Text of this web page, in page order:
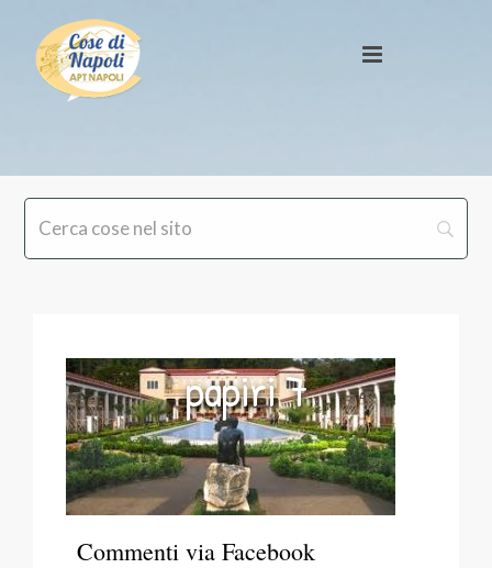
papiri 7
Commenti via Facebook